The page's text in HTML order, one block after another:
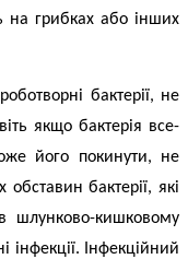
на грибках або інших
бактерії, не
якщо бактерія все-
його покинути, не
бактерії, які
шлунково-кишковому
інфекції.
Інфекційний